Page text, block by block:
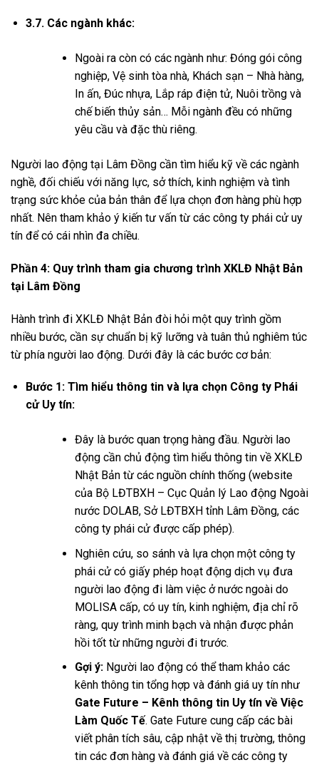
3.7. Các ngành khác:
Ngoài ra còn có các ngành như: Đóng gói công
nghiệp, Vệ sinh tòa nhà, Khách sạn – Nhà hàng,
In ấn, Đúc nhựa, Lắp ráp điện tử, Nuôi trồng và
chế biến thủy sản… Mỗi ngành đều có những
yêu cầu và đặc thù riêng.
Người lao động tại Lâm Đồng cần tìm hiểu kỹ về các ngành
nghề, đối chiếu với năng lực, sở thích, kinh nghiệm và tình
trạng sức khỏe của bản thân để lựa chọn đơn hàng phù hợp
nhất. Nên tham khảo ý kiến tư vấn từ các công ty phái cử uy
tín để có cái nhìn đa chiều.
Phần 4: Quy trình tham gia chương trình XKLĐ Nhật Bản
tại Lâm Đồng
Hành trình đi XKLĐ Nhật Bản đòi hỏi một quy trình gồm
nhiều bước, cần sự chuẩn bị kỹ lưỡng và tuân thủ nghiêm túc
từ phía người lao động. Dưới đây là các bước cơ bản:
Bước 1: Tìm hiểu thông tin và lựa chọn Công ty Phái
cử Uy tín:
Đây là bước quan trọng hàng đầu. Người lao
động cần chủ động tìm hiểu thông tin về XKLĐ
Nhật Bản từ các nguồn chính thống (website
của Bộ LĐTBXH – Cục Quản lý Lao động Ngoài
nước DOLAB, Sở LĐTBXH tỉnh Lâm Đồng, các
công ty phái cử được cấp phép).
Nghiên cứu, so sánh và lựa chọn một công ty
phái cử có giấy phép hoạt động dịch vụ đưa
người lao động đi làm việc ở nước ngoài do
MOLISA cấp, có uy tín, kinh nghiệm, địa chỉ rõ
ràng, quy trình minh bạch và nhận được phản
hồi tốt từ những người đi trước.
Gợi ý:Người lao động có thể tham khảo các
kênh thông tin tổng hợp và đánh giá uy tín như
Gate Future – Kênh thông tin Uy tín về Việc
Làm Quốc Tế. Gate Future cung cấp các bài
viết phân tích sâu, cập nhật về thị trường, thông
tin các đơn hàng và đánh giá về các công ty